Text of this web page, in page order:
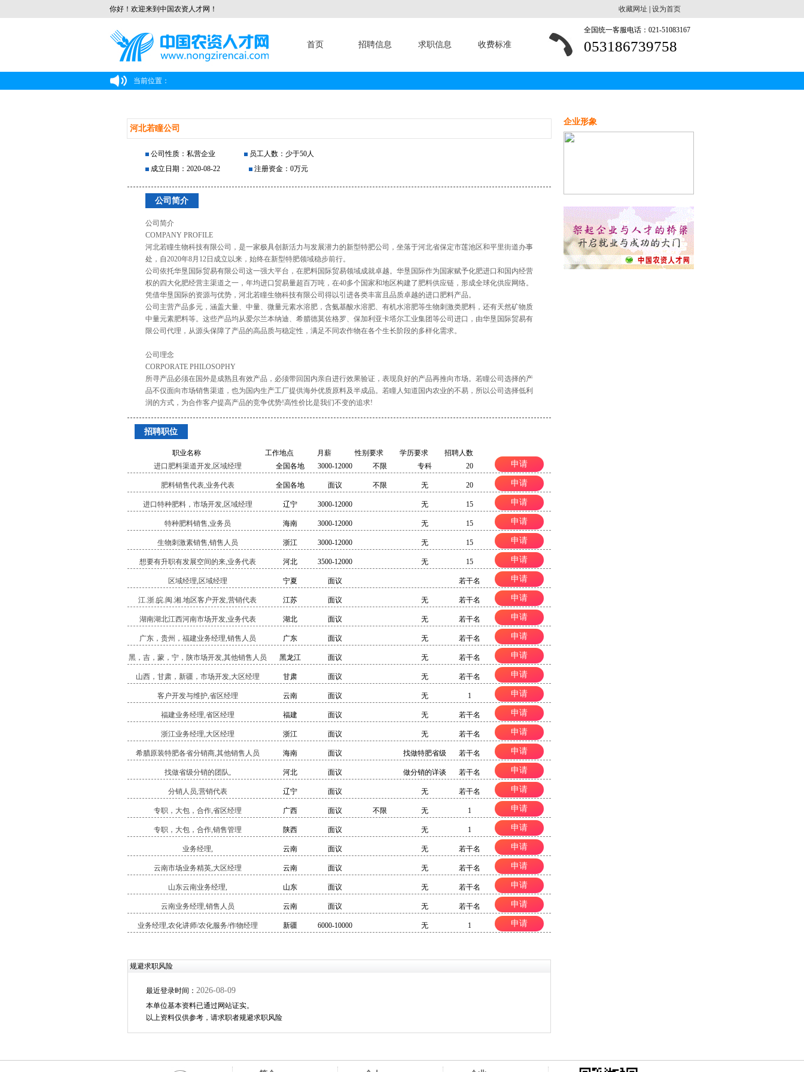
你好！欢迎来到中国农资人才网！ 收藏网址 设为首页
首页 招聘信息 求职信息 收费标准
全国统一客服电话：021-51083167
053186739758
当前位置：
河北若瞳公司
公司性质：私营企业
员工人数：少于50人
成立日期：2020-08-22
注册资金：0万元
公司简介
公司简介
COMPANY PROFILE
河北若瞳生物科技有限公司，是一家极具创新活力与发展潜力的新型特肥公司，坐落于河北省保定市莲池区和平里街道办事
处，自2020年8月12日成立以来，始终在新型特肥领域稳步前行。
公司依托华垦国际贸易有限公司这一强大平台，在肥料国际贸易领域成就卓越。华垦国际作为国家赋予化肥进口和国内经营
权的四大化肥经营主渠道之一，年均进口贸易量超百万吨，在40多个国家和地区构建了肥料供应链，形成全球化供应网络。
凭借华垦国际的资源与优势，河北若瞳生物科技有限公司得以引进各类丰富且品质卓越的进口肥料产品。
公司主营产品多元，涵盖大量、中量、微量元素水溶肥，含氨基酸水溶肥、有机水溶肥等生物刺激类肥料，还有天然矿物质
中量元素肥料等。这些产品均从爱尔兰本纳迪、希腊德莫佐格罗、保加利亚卡塔尔工业集团等公司进口，由华垦国际贸易有
限公司代理，从源头保障了产品的高品质与稳定性，满足不同农作物在各个生长阶段的多样化需求。
公司理念
CORPORATE PHILOSOPHY
所寻产品必须在国外是成熟且有效产品，必须带回国内亲自进行效果验证，表现良好的产品再推向市场。若瞳公司选择的产
品不仅面向市场销售渠道，也为国内生产工厂提供海外优质原料及半成品。若瞳人知道国内农业的不易，所以公司选择低利
润的方式，为合作客户提高产品的竞争优势!高性价比是我们不变的追求!
招聘职位
职业名称 工作地点 月薪 性别要求 学历要求
招聘人数
进口肥料渠道开发,区域经理
全国各地 3000-12000 不限 专科 20 申请
肥料销售代表,业务代表 全国各地 面议 不限 无 20 申请
进口特种肥料，市场开发,区域经理 辽宁 3000-12000 无 15 申请
特种肥料销售,业务员 海南 3000-12000 无 15 申请
生物刺激素销售,销售人员 浙江 3000-12000 无 15 申请
想要有升职有发展空间的来,业务代表 河北 3500-12000 无 15 申请
区域经理,区域经理 宁夏 面议 若干名 申请
江.浙.皖.闽.湘.地区客户开发,营销代表 江苏 面议 无 若干名 申请
湖南湖北江西河南市场开发,业务代表 湖北 面议 无 若干名 申请
广东，贵州，福建业务经理,销售人员 广东 面议 无 若干名 申请
黑，吉，蒙，宁，陕市场开发,其他销售人员 黑龙江 面议 无 若干名 申请
山西，甘肃，新疆，市场开发,大区经理 甘肃 面议 无 若干名 申请
客户开发与维护,省区经理 云南 面议 无 1 申请
福建业务经理,省区经理 福建 面议 无 若干名 申请
浙江业务经理,大区经理 浙江 面议 无 若干名 申请
希腊原装特肥各省分销商,其他销售人员 海南 面议
找做特肥省级
若干名 申请
找做省级分销的团队, 河北 面议 做分销的详谈 若干名 申请
分销人员,营销代表 辽宁 面议 无 若干名 申请
专职，大包，合作,省区经理 广西 面议 不限 无 1 申请
专职，大包，合作,销售管理 陕西 面议 无 1 申请
业务经理, 云南 面议 无 若干名 申请
云南市场业务精英,大区经理 云南 面议 无 若干名 申请
山东云南业务经理, 山东 面议 无 若干名 申请
云南业务经理,销售人员 云南 面议 无 若干名 申请
业务经理,农化讲师/农化服务/作物经理 新疆 6000-10000 无 1 申请
规避求职风险
最近登录时间： 2026-08-09
本单位基本资料已通过网站证实。
以上资料仅供参考，请求职者规避求职风险
企业形象